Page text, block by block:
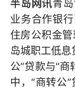
半岛网讯青
业务合作银
住房公积金
岛城职工低
公”贷款与“
中，“商转公